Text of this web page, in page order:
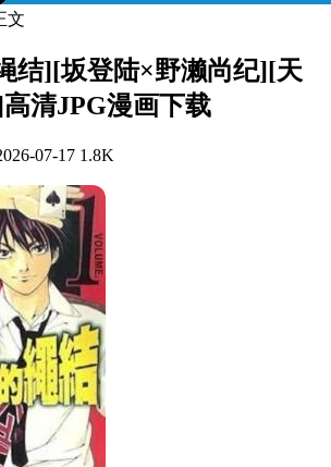
文
结][坂登陆×野濑尚纪][天
清JPG漫画下载
07-17 1.8K